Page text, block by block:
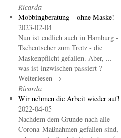
Ricarda
Mobbingberatung – ohne Maske!
2023-02-04
Nun ist endlich auch in Hamburg -
Tschentscher zum Trotz - die
Maskenpflicht gefallen. Aber, ...
was ist inzwischen passiert ?
Weiterlesen →
Ricarda
Wir nehmen die Arbeit wieder auf!
2022-04-05
Nachdem dem Grunde nach alle
Corona-Maßnahmen gefallen sind,